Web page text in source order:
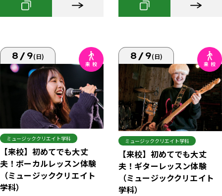
8/9(日)
ミュージッククリエイト学科
【来校】初めてでも大丈
夫！ボーカルレッスン体験
（ミュージッククリエイト
学科）
8/9(日)
ミュージッククリエイト学科
【来校】初めてでも大丈
夫！ギターレッスン体験
（ミュージッククリエイト
学科）